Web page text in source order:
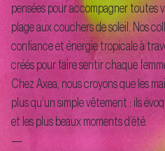
pensées pour accompagner toutes
plage aux couchers de soleil. Nos
confiance et énergie tropicale à
créés pour faire sentir chaque
Chez Axea, nous croyons que les
plus qu’un simple vêtement : ils
et les plus beaux moments d’été.
—